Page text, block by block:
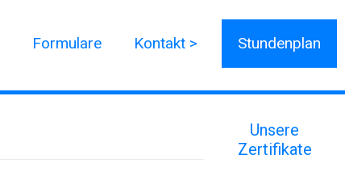
Formulare Kontakt > Stundenplan
Unsere
Zertifikate